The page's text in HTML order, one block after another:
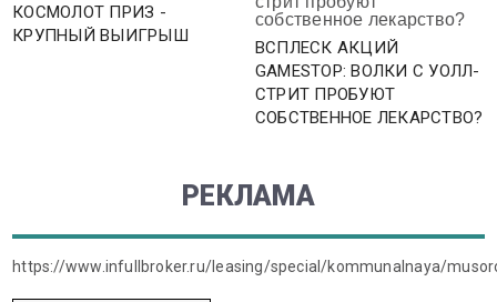
КОСМОЛОТ ПРИЗ -
КРУПНЫЙ ВЫИГРЫШ
ВСПЛЕСК АКЦИЙ
GAMESTOP: ВОЛКИ С УОЛЛ-
СТРИТ ПРОБУЮТ
СОБСТВЕННОЕ ЛЕКАРСТВО?
РЕКЛАМА
https://www.infullbroker.ru/leasing/special/kommunalnaya/